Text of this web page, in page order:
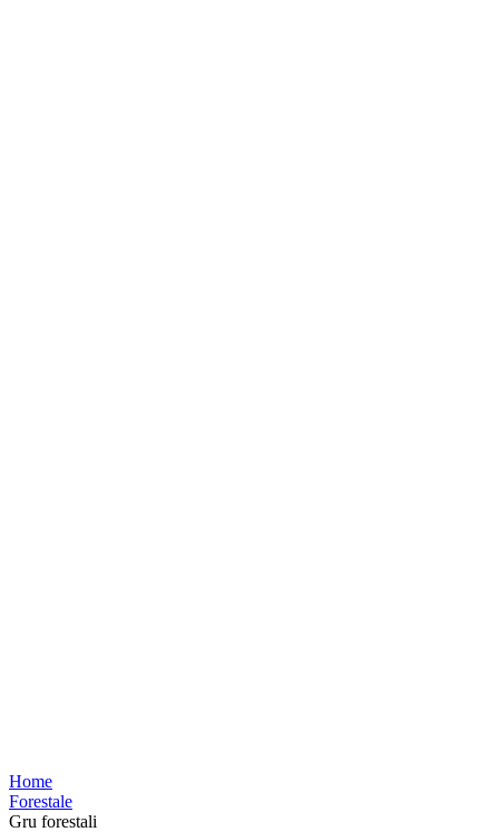
Home
Forestale
Gru forestali